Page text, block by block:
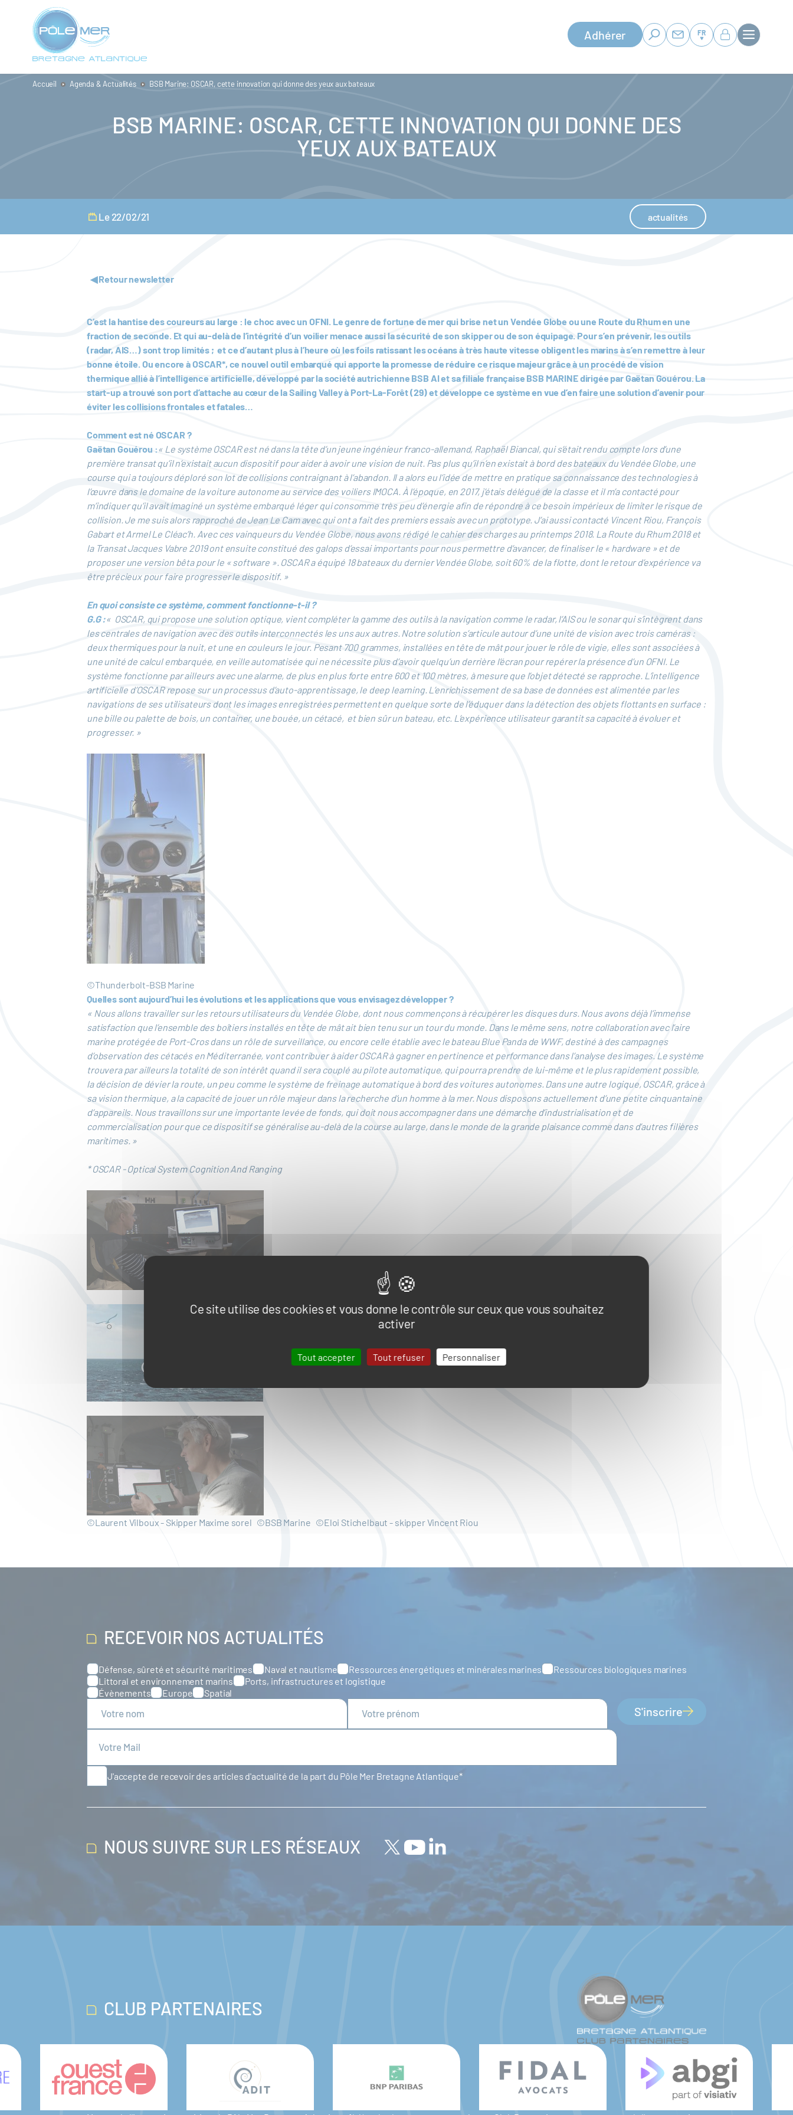
Panneau de gestion des cookies
Ce site utilise des cookies et vous donne le contrôle sur ceux que vous souhaitez
activer
Tout accepter Tout refuser Personnaliser
contenu
Adhérer FR
Accueil Agenda & Actualités BSB Marine: OSCAR, cette innovation qui donne des yeux aux bateaux
BSB MARINE: OSCAR, CETTE INNOVATION QUI DONNE DES
YEUX AUX BATEAUX
Le 22/02/21 actualités
◀ Retour newsletter
C’est la hantise des coureurs au large : le choc avec un OFNI. Le genre de fortune de mer qui brise net un Vendée Globe ou une Route du Rhum en une
fraction de seconde. Et qui au-delà de l’intégrité d’un voilier menace aussi la sécurité de son skipper ou de son équipage. Pour s’en prévenir, les outils
(radar, AIS…) sont trop limités ; et ce d’autant plus à l’heure où les foils ratissant les océans à très haute vitesse obligent les marins à s’en remettre à leur
bonne étoile. Ou encore à OSCAR*, ce nouvel outil embarqué qui apporte la promesse de réduire ce risque majeur grâce à un procédé de vision
thermique allié à l’intelligence artificielle, développé par la société autrichienne BSB AI et sa filiale française BSB MARINE dirigée par Gaëtan Gouérou. La
start-up a trouvé son port d’attache au cœur de la Sailing Valley à Port-La-Forêt (29) et développe ce système en vue d’en faire une solution d’avenir pour
éviter les collisions frontales et fatales…
Comment est né OSCAR ?
Gaëtan Gouérou :« Le système OSCAR est né dans la tête d’un jeune ingénieur franco-allemand, Raphaël Biancal, qui s’était rendu compte lors d’une
première transat qu’il n’existait aucun dispositif pour aider à avoir une vision de nuit. Pas plus qu’il n’en existait à bord des bateaux du Vendée Globe, une
course qui a toujours déploré son lot de collisions contraignant à l’abandon. Il a alors eu l’idée de mettre en pratique sa connaissance des technologies à
l’œuvre dans le domaine de la voiture autonome au service des voiliers IMOCA. À l’époque, en 2017, j’étais délégué de la classe et il m’a contacté pour
m’indiquer qu’il avait imaginé un système embarqué léger qui consomme très peu d’énergie afin de répondre à ce besoin impérieux de limiter le risque de
collision. Je me suis alors rapproché de Jean Le Cam avec qui ont a fait des premiers essais avec un prototype. J’ai aussi contacté Vincent Riou, François
Gabart et Armel Le Cléac’h. Avec ces vainqueurs du Vendée Globe, nous avons rédigé le cahier des charges au printemps 2018. La Route du Rhum 2018 et
la Transat Jacques Vabre 2019 ont ensuite constitué des galops d’essai importants pour nous permettre d’avancer, de finaliser le « hardware » et de
proposer une version bêta pour le « software ». OSCAR a équipé 18 bateaux du dernier Vendée Globe, soit 60% de la flotte, dont le retour d’expérience va
être précieux pour faire progresser le dispositif. »
En quoi consiste ce système, comment fonctionne-t-il ?
G.G :« OSCAR, qui propose une solution optique, vient compléter la gamme des outils à la navigation comme le radar, l’AIS ou le sonar qui s’intègrent dans
les centrales de navigation avec des outils interconnectés les uns aux autres. Notre solution s’articule autour d’une unité de vision avec trois caméras :
deux thermiques pour la nuit, et une en couleurs le jour. Pesant 700 grammes, installées en tête de mât pour jouer le rôle de vigie, elles sont associées à
une unité de calcul embarquée, en veille automatisée qui ne nécessite plus d’avoir quelqu’un derrière l’écran pour repérer la présence d’un OFNI. Le
système fonctionne par ailleurs avec une alarme, de plus en plus forte entre 600 et 100 mètres, à mesure que l’objet détecté se rapproche. L’intelligence
artificielle d’OSCAR repose sur un processus d’auto-apprentissage, le deep learning. L’enrichissement de sa base de données est alimentée par les
navigations de ses utilisateurs dont les images enregistrées permettent en quelque sorte de l’éduquer dans la détection des objets flottants en surface :
une bille ou palette de bois, un container, une bouée, un cétacé, et bien sûr un bateau, etc. L’expérience utilisateur garantit sa capacité à évoluer et
progresser. »
©Thunderbolt-BSB Marine
Quelles sont aujourd’hui les évolutions et les applications que vous envisagez développer ?
« Nous allons travailler sur les retours utilisateurs du Vendée Globe, dont nous commençons à récupérer les disques durs. Nous avons déjà l’immense
satisfaction que l’ensemble des boîtiers installés en tête de mât ait bien tenu sur un tour du monde. Dans le même sens, notre collaboration avec l’aire
marine protégée de Port-Cros dans un rôle de surveillance, ou encore celle établie avec le bateau Blue Panda de WWF, destiné à des campagnes
d’observation des cétacés en Méditerranée, vont contribuer à aider OSCAR à gagner en pertinence et performance dans l’analyse des images. Le système
trouvera par ailleurs la totalité de son intérêt quand il sera couplé au pilote automatique, qui pourra prendre de lui-même et le plus rapidement possible,
la décision de dévier la route, un peu comme le système de freinage automatique à bord des voitures autonomes. Dans une autre logique, OSCAR, grâce à
sa vision thermique, a la capacité de jouer un rôle majeur dans la recherche d’un homme à la mer. Nous disposons actuellement d’une petite cinquantaine
d’appareils. Nous travaillons sur une importante levée de fonds, qui doit nous accompagner dans une démarche d’industrialisation et de
commercialisation pour que ce dispositif se généralise au-delà de la course au large, dans le monde de la grande plaisance comme dans d’autres filières
maritimes. »
* OSCAR - Optical System Cognition And Ranging
©Laurent Vilboux - Skipper Maxime sorel ©BSB Marine ©Eloi Stichelbaut - skipper Vincent Riou
RECEVOIR NOS ACTUALITÉS
Catégories
Défense, sûreté et sécurité maritimes Naval et nautisme Ressources énergétiques et minérales marines
Ressources biologiques marines
Littoral et environnement marins
Ports, infrastructures et logistique
Évènements
Europe Spatial
S'inscrire
J'accepte de recevoir des articles d'actualité de la part du Pôle Mer Bretagne Atlantique
NOUS SUIVRE SUR LES RÉSEAUX
CLUB PARTENAIRES